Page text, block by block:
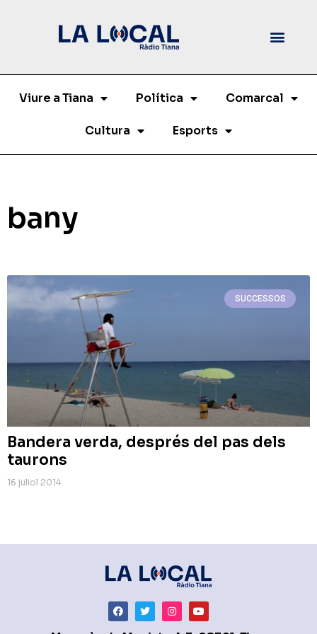
Viure a Tiana Política Comarcal
Cultura Esports
bany
SUCCESSOS
Bandera verda, després del pas dels
taurons
16 juliol 2014